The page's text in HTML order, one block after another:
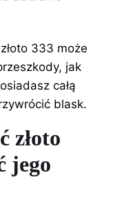
333 może
jak
całą
blask.
złoto
jego